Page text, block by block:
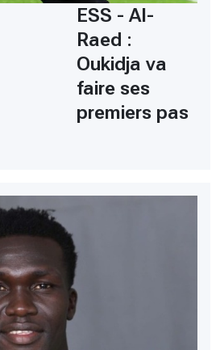
ESS - Al-
Raed :
Oukidja va
faire ses
premiers pas